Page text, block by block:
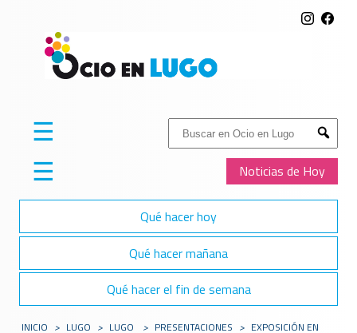
Buscar:
Submit
Noticias de Hoy
☰
☰
Qué hacer hoy
Qué hacer mañana
Qué hacer el fin de semana
INICIO > LUGO > LUGO > PRESENTACIONES > EXPOSICIÓN EN